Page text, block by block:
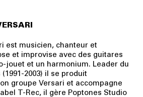
est musicien, chanteur et
et improvise avec des guitares
jouet et un harmonium. Leader du
2003) il se produit
groupe Versari et accompagne
T-Rec, il gère Poptones Studio